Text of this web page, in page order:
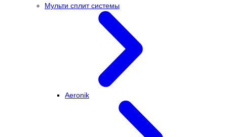
Мульти сплит системы
Aeronik